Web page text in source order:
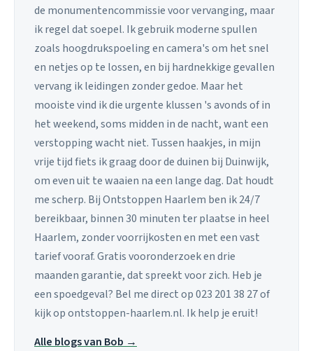
de monumentencommissie voor vervanging, maar
ik regel dat soepel. Ik gebruik moderne spullen
zoals hoogdrukspoeling en camera's om het snel
en netjes op te lossen, en bij hardnekkige gevallen
vervang ik leidingen zonder gedoe. Maar het
mooiste vind ik die urgente klussen 's avonds of in
het weekend, soms midden in de nacht, want een
verstopping wacht niet. Tussen haakjes, in mijn
vrije tijd fiets ik graag door de duinen bij Duinwijk,
om even uit te waaien na een lange dag. Dat houdt
me scherp. Bij Ontstoppen Haarlem ben ik 24/7
bereikbaar, binnen 30 minuten ter plaatse in heel
Haarlem, zonder voorrijkosten en met een vast
tarief vooraf. Gratis vooronderzoek en drie
maanden garantie, dat spreekt voor zich. Heb je
een spoedgeval? Bel me direct op 023 201 38 27 of
kijk op ontstoppen-haarlem.nl. Ik help je eruit!
Alle blogs van Bob →